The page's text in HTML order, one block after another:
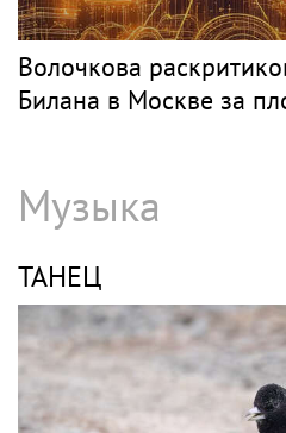
Волочкова
Билана в Москве за
Музыка
ТАНЕЦ